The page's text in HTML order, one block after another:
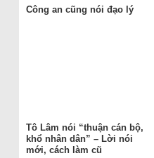
Công an cũng nói đạo lý
Tô Lâm nói “thuận cán bộ,
khổ nhân dân” – Lời nói
mới, cách làm cũ